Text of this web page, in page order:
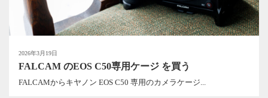
2026年3月19日
FALCAM のEOS C50専用ケージ を買う
FALCAMからキヤノン EOS C50 専用のカメラケージ...